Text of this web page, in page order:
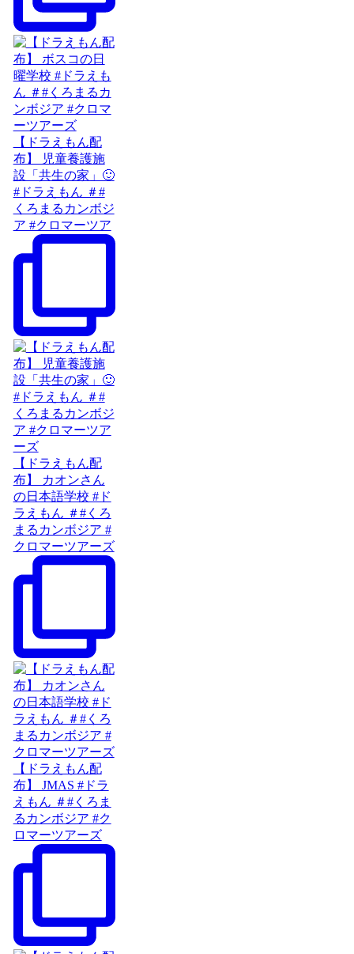
【ドラえもん配
布】 児童養護施
設「共生の家」🙂
#ドラえもん ＃#
くろまるカンボジ
ア #クロマーツア
【ドラえもん配
布】 カオンさん
の日本語学校 #ド
ラえもん ＃#くろ
まるカンボジア #
クロマーツアーズ
【ドラえもん配
布】 JMAS #ドラ
えもん ＃#くろま
るカンボジア #ク
ロマーツアーズ